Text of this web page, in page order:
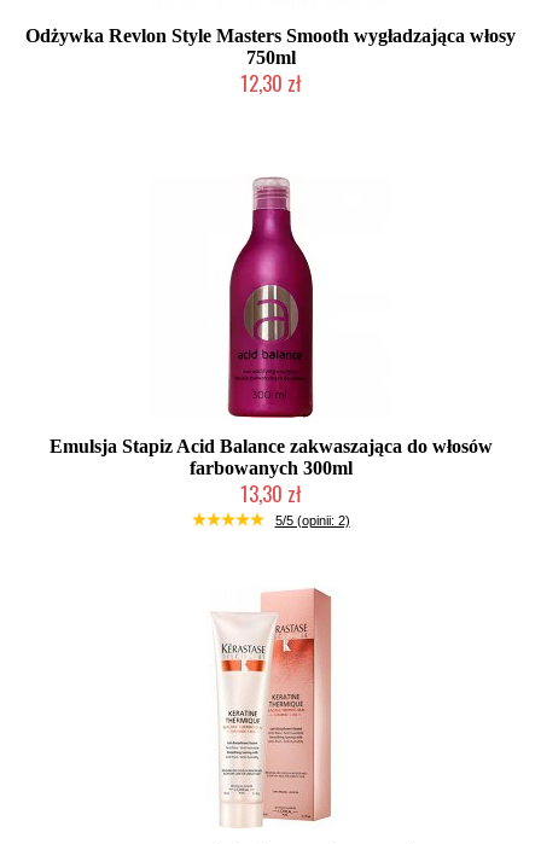
Odżywka Revlon Style Masters Smooth wygładzająca włosy
750ml
12,30 zł
Emulsja Stapiz Acid Balance zakwaszająca do włosów
farbowanych 300ml
13,30 zł
Duża ilość (wysyłka w 24h)
5/5 (opinii: 2)